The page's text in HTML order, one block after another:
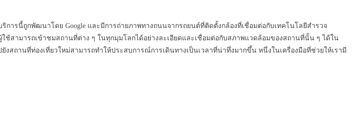
การนี้ถูกพัฒนาโดย Google และมีการถ่ายภาพทางถนนจากรถยนต์ที่ติดตั้งกล้องที่เชื่อมต่อกับเทคโนโลยีสำรวจ
ผู้ใช้สามารถเข้าชมสถานที่ต่าง ๆ ในทุกมุมโลกได้อย่างละเอียดและเชื่อมต่อกับสภาพแวดล้อมของสถานที่นั้น ๆ ได้ใน
งสถานที่ท่องเที่ยวใหม่สามารถทำให้ประสบการณ์การเดินทางเป็นเวลาที่น่าทึ่งมากขึ้น หนึ่งในเครื่องมือที่ช่วยให้เรามี